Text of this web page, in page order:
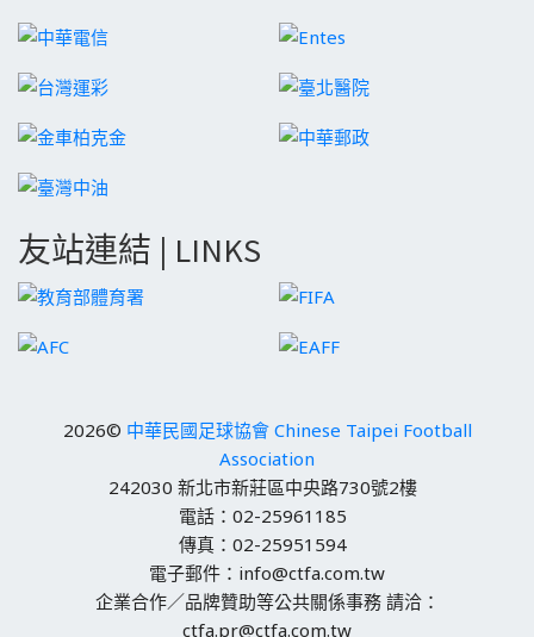
友站連結 | LINKS
2026© 中華民國足球協會 Chinese Taipei Football
Association
242030 新北市新莊區中央路730號2樓
電話：02-25961185
傳真：02-25951594
電子郵件：info@ctfa.com.tw
企業合作／品牌贊助等公共關係事務 請洽：
ctfa.pr@ctfa.com.tw